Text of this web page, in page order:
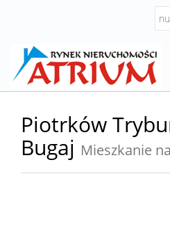
Piotrków
Bugaj Mieszkanie